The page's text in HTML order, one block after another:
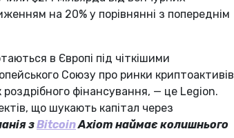
на 20% у порівнянні з попереднім
в Європі під чіткішими
Союзу про ринки криптоактивів
фінансування, — це Legion.
що шукають капітал через
зBitcoinAxiom наймає колишнього